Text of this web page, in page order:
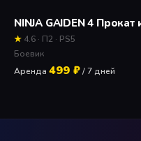
★ 4.6 · П2 · PS5
Боевик
Аренда 499 ₽/ 7 дней